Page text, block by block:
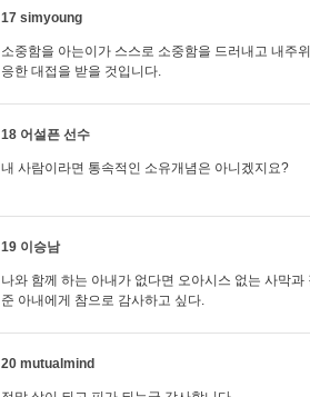
17 simyoung
소중함을 아는이가 스스로 소중함을 드러내고 내주
응한 대접을 받을 것입니다.
18 어설픈 선수
내 사람이라면 통속적인 소유개념은 아니겠지요?
19 이승남
나와 함께 하는 아내가 없다면 오아시스 없는 사막
준 아내에게 참으로 감사하고 싶다.
20 mutualmind